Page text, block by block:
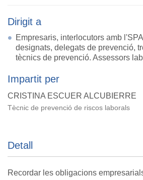
Dirigit a
Empresaris, interlocutors amb
designats, delegats de prevenció,
tècnics de prevenció. Assessors
Impartit per
CRISTINA ESCUER ALCUBIERRE
Tècnic de prevenció de riscos laborals
Detall
Recordar les obligacions